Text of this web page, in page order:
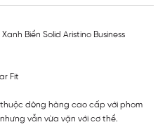
Biển Solid Aristino Business
Fit
thuộc dòng hàng cao cấp với phom
vẫn vừa vặn với cơ thể.